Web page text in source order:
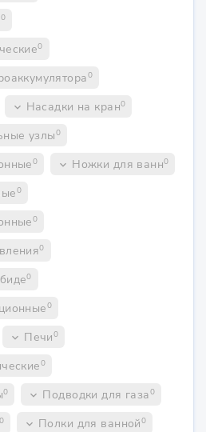
0
0
0
keyboard_arrow_down Насадки на кран0
узлы0
0 keyboard_arrow_down Ножки для ванн0
0
0
0
0
0
keyboard_arrow_down Печи0
0
0 keyboard_arrow_down Подводки для газа0
0 keyboard_arrow_down Полки для ванной0